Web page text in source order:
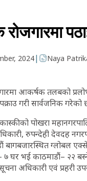
2024| Naya
आकर्षक तलबको
गरी सार्वजनिक गरेको
कास्कीको पोखरा
रुपन्देही देवदह
बागबजारस्थित ग्लोबल
७ घर भई काठमाडौं– २२
अधिकारी एवं प्रहरी